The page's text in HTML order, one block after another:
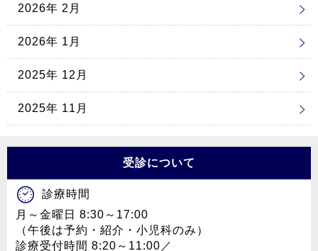
2026年 2月
2026年 1月
2025年 12月
2025年 11月
受診について
診療時間
月～金曜日 8:30～17:00
（午後は予約・紹介・小児科のみ）
診療受付時間 8:20～11:00／